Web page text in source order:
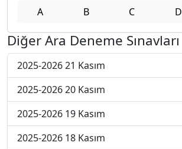
A B C D
Diğer Ara Deneme Sınavları
2025-2026 21 Kasım
2025-2026 20 Kasım
2025-2026 19 Kasım
2025-2026 18 Kasım